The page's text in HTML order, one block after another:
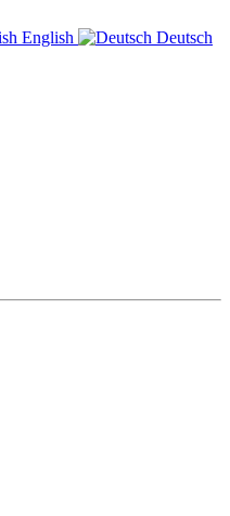
English Deutsch